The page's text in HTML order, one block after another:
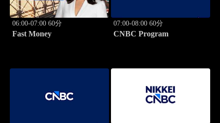
06:00-07:00 60分
Fast Money
07:00-08:00 60分
CNBC Program